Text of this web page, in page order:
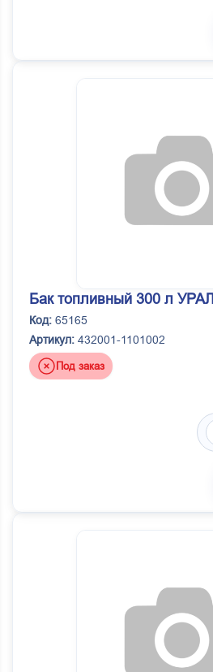
Бак топливный 300 л УРАЛ
Код: 65165
Артикул: 432001-1101002
Под заказ